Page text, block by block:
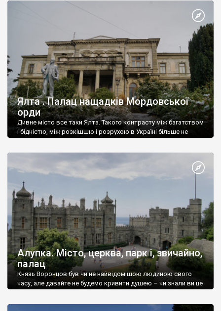
Ялта . Палац нащадків Мордовської
орди
Дивне місто все таки Ялта. Такого контрасту між багатством
і бідністю, між розкішшю і розрухою в Україні більше не
Алупка. Місто, церква, парк і, звичайно,
палац
Князь Воронцов був чи не найвідомішою людиною свого
часу, але давайте не будемо кривити душею – чи знали ви це